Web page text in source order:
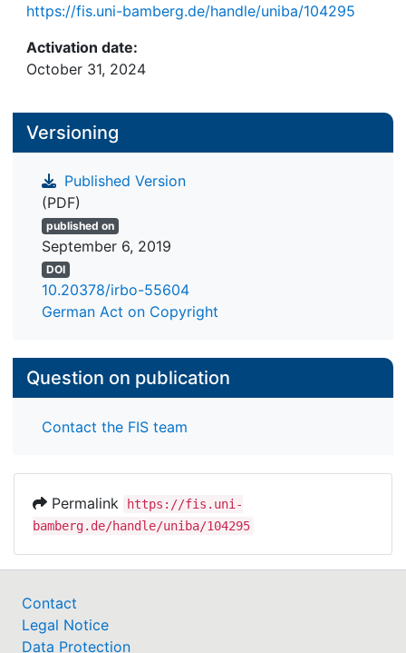
https://fis.uni-bamberg.de/handle/uniba/104295
Activation date:
October 31, 2024
Versioning
Published Version
(PDF)
published on
September 6, 2019
DOI
10.20378/irbo-55604
German Act on Copyright
Question on publication
Contact the FIS team
Permalink
https://fis.uni-
bamberg.de/handle/uniba/104295
Contact
Legal Notice
Data Protection